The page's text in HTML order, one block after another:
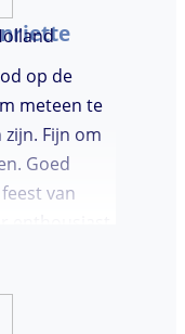
op de
meteen te
Fijn om
Goed
van
enthousiast,
gedaan en